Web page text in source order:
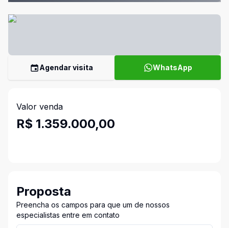
Agendar visita WhatsApp
Valor venda
R$ 1.359.000,00
Proposta
Preencha os campos para que um de nossos
especialistas entre em contato